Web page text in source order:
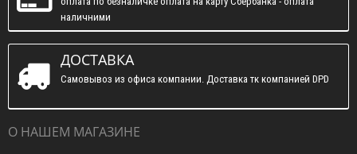
наличними
ДОСТАВКА
Самовывоз из офиса компании. Доставка тк компанией DPD
О НАШЕМ МАГАЗИНЕ